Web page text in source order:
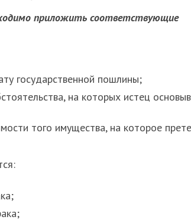
приложить соответствующие
государственной пошлины;
на которых истец
того имущества, на которое